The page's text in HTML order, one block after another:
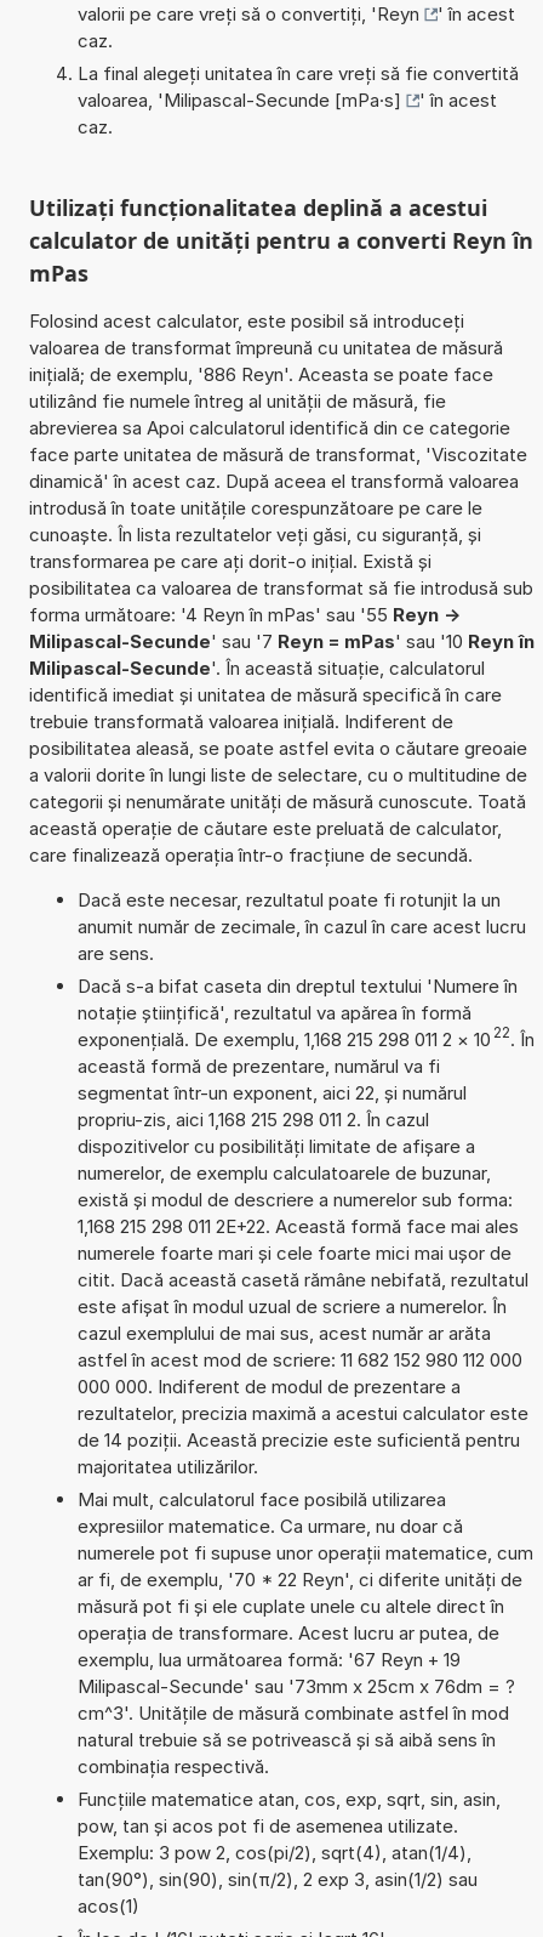
valorii pe care vreți să o convertiți, 'Reyn
' în acest
caz.
La final alegeți unitatea în care vreți să fie convertită
valoarea, 'Milipascal-Secunde [mPa·s]
' în acest
caz.
Utilizați funcționalitatea deplină a acestui
calculator de unități pentru a converti Reyn în
mPas
Folosind acest calculator, este posibil să introduceți
valoarea de transformat împreună cu unitatea de măsură
inițială; de exemplu, '886 Reyn'. Aceasta se poate face
utilizând fie numele întreg al unității de măsură, fie
abrevierea sa Apoi calculatorul identifică din ce categorie
face parte unitatea de măsură de transformat, 'Viscozitate
dinamică' în acest caz. După aceea el transformă valoarea
introdusă în toate unitățile corespunzătoare pe care le
cunoaște. În lista rezultatelor veți găsi, cu siguranță, și
transformarea pe care ați dorit-o inițial. Există și
posibilitatea ca valoarea de transformat să fie introdusă sub
forma următoare: '4 Reyn în mPas' sau '55 Reyn ->
Milipascal-Secunde' sau '7 Reyn = mPas' sau '10 Reyn în
Milipascal-Secunde'. În această situație, calculatorul
identifică imediat și unitatea de măsură specifică în care
trebuie transformată valoarea inițială. Indiferent de
posibilitatea aleasă, se poate astfel evita o căutare greoaie
a valorii dorite în lungi liste de selectare, cu o multitudine de
categorii și nenumărate unități de măsură cunoscute. Toată
această operație de căutare este preluată de calculator,
care finalizează operația într-o fracțiune de secundă.
Dacă este necesar, rezultatul poate fi rotunjit la un
anumit număr de zecimale, în cazul în care acest lucru
are sens.
Dacă s-a bifat caseta din dreptul textului 'Numere în
notație științifică', rezultatul va apărea în formă
exponențială. De exemplu, 1,168 215 298 011 2 × 10 22. În
această formă de prezentare, numărul va fi
segmentat într-un exponent, aici 22, și numărul
propriu-zis, aici 1,168 215 298 011 2. În cazul
dispozitivelor cu posibilități limitate de afișare a
numerelor, de exemplu calculatoarele de buzunar,
există și modul de descriere a numerelor sub forma:
1,168 215 298 011 2E+22. Această formă face mai ales
numerele foarte mari și cele foarte mici mai ușor de
citit. Dacă această casetă rămâne nebifată, rezultatul
este afișat în modul uzual de scriere a numerelor. În
cazul exemplului de mai sus, acest număr ar arăta
astfel în acest mod de scriere: 11 682 152 980 112 000
000 000. Indiferent de modul de prezentare a
rezultatelor, precizia maximă a acestui calculator este
de 14 poziții. Această precizie este suficientă pentru
majoritatea utilizărilor.
Mai mult, calculatorul face posibilă utilizarea
expresiilor matematice. Ca urmare, nu doar că
numerele pot fi supuse unor operații matematice, cum
ar fi, de exemplu, '70 * 22 Reyn', ci diferite unități de
măsură pot fi și ele cuplate unele cu altele direct în
operația de transformare. Acest lucru ar putea, de
exemplu, lua următoarea formă: '67 Reyn + 19
Milipascal-Secunde' sau '73mm x 25cm x 76dm = ?
cm^3'. Unitățile de măsură combinate astfel în mod
natural trebuie să se potrivească și să aibă sens în
combinația respectivă.
Funcțiile matematice atan, cos, exp, sqrt, sin, asin,
pow, tan și acos pot fi de asemenea utilizate.
Exemplu: 3 pow 2, cos(pi/2), sqrt(4), atan(1/4),
tan(90°), sin(90), sin(π/2), 2 exp 3, asin(1/2) sau
acos(1)